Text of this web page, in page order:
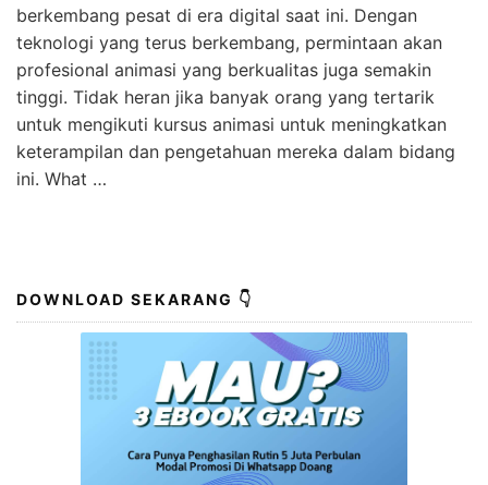
berkembang pesat di era digital saat ini. Dengan
teknologi yang terus berkembang, permintaan akan
profesional animasi yang berkualitas juga semakin
tinggi. Tidak heran jika banyak orang yang tertarik
untuk mengikuti kursus animasi untuk meningkatkan
keterampilan dan pengetahuan mereka dalam bidang
ini. What …
DOWNLOAD SEKARANG 👇